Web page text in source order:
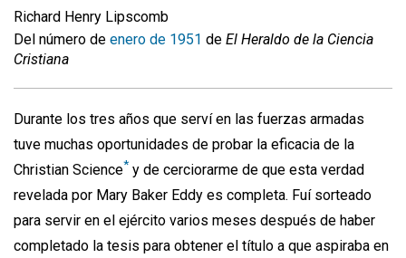
Richard Henry Lipscomb
Del número de enero de 1951 de El Heraldo de la Ciencia
Cristiana
Durante los tres años que serví en las fuerzas armadas
tuve muchas oportunidades de probar la eficacia de la
Christian Science* y de cerciorarme de que esta verdad
revelada por Mary Baker Eddy es completa. Fuí sorteado
para servir en el ejército varios meses después de haber
completado la tesis para obtener el título a que aspiraba en